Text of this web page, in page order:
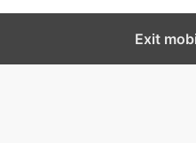
Exit